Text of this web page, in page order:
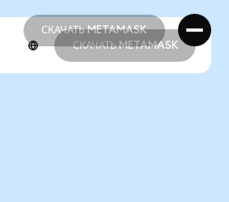
СКАЧАТЬ METAMASK
СКАЧАТЬ METAMASK
СКАЧАТЬ METAMASK